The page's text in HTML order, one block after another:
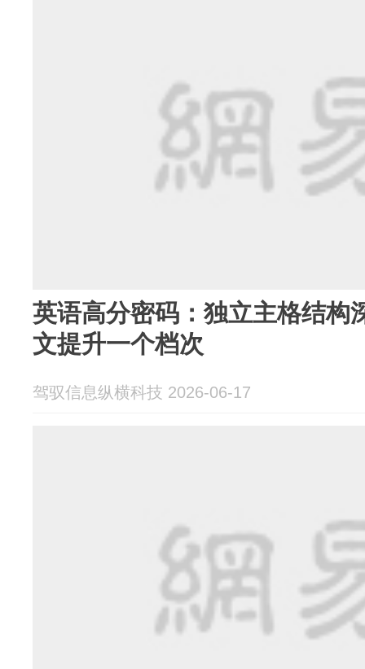
英语高分密码：独立主格结构
文提升一个档次
驾驭信息纵横科技 2026-06-17